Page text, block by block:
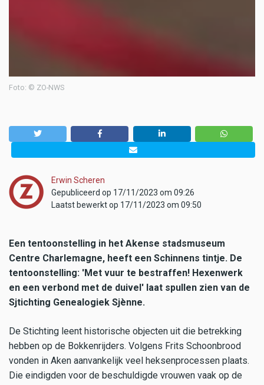
Foto: © ZO-NWS
Erwin Scheren
Gepubliceerd op 17/11/2023 om 09:26
Laatst bewerkt op 17/11/2023 om 09:50
Een tentoonstelling in het Akense stadsmuseum
Centre Charlemagne, heeft een Schinnens tintje. De
tentoonstelling: 'Met vuur te bestraffen! Hexenwerk
en een verbond met de duivel' laat spullen zien van de
Sjtichting Genealogiek Sjènne.
De Stichting leent historische objecten uit die betrekking
hebben op de Bokkenrijders. Volgens Frits Schoonbrood
vonden in Aken aanvankelijk veel heksenprocessen plaats.
Die eindigden voor de beschuldigde vrouwen vaak op de